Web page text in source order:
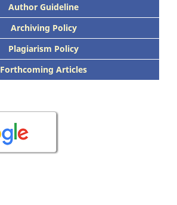
Author Guideline
Archiving Policy
Plagiarism Policy
Forthcoming Articles